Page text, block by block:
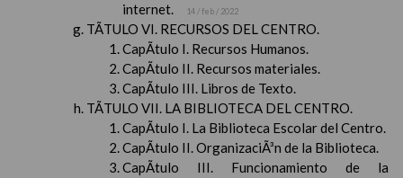
internet.
14 / feb / 2022
TÃTULO VI. RECURSOS DEL CENTRO.
CapÃ­tulo I. Recursos Humanos.
CapÃ­tulo II. Recursos materiales.
CapÃ­tulo III. Libros de Texto.
TÃTULO VII. LA BIBLIOTECA DEL CENTRO.
CapÃ­tulo I. La Biblioteca Escolar del Centro.
CapÃ­tulo II. OrganizaciÃ³n de la Biblioteca.
CapÃ­tulo III. Funcionamiento de la